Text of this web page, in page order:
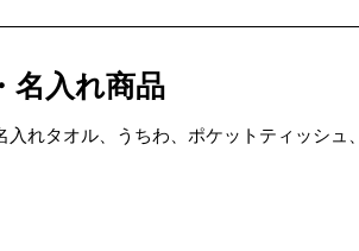
名入れ商品
入れタオル、うちわ、ポケットティッシュ